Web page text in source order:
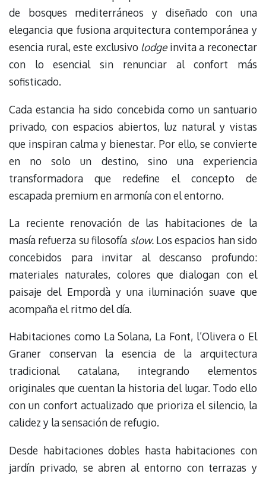
de bosques mediterráneos y diseñado con una
elegancia que fusiona arquitectura contemporánea y
esencia rural, este exclusivo lodgeinvita a reconectar
con lo esencial sin renunciar al confort más
sofisticado.
Cada estancia ha sido concebida como un santuario
privado, con espacios abiertos, luz natural y vistas
que inspiran calma y bienestar. Por ello, se convierte
en no solo un destino, sino una experiencia
transformadora que redefine el concepto de
escapada premium en armonía con el entorno.
La reciente renovación de las habitaciones de la
masía refuerza su filosofía slow.Los espacios han sido
concebidos para invitar al descanso profundo:
materiales naturales, colores que dialogan con el
paisaje del Empordà y una iluminación suave que
acompaña el ritmo del día.
Habitaciones como La Solana, La Font, l’Olivera o El
Graner conservan la esencia de la arquitectura
tradicional catalana, integrando elementos
originales que cuentan la historia del lugar. Todo ello
con un confort actualizado que prioriza el silencio, la
calidez y la sensación de refugio.
Desde habitaciones dobles hasta habitaciones con
jardín privado, se abren al entorno con terrazas y